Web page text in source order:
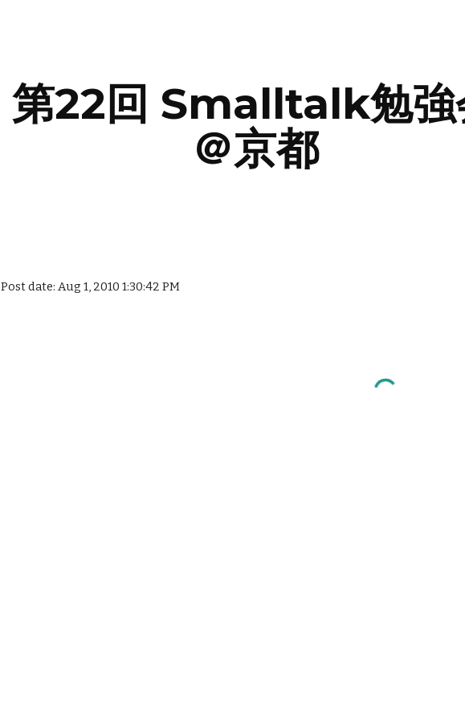
第22回 Smalltalk勉強
＠京都
Post date: Aug 1, 2010 1:30:42 PM